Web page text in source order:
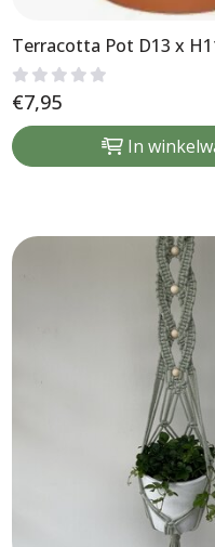
Terracotta Pot D13 x
€7,95
In